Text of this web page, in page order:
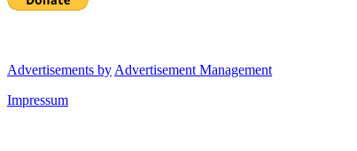
Advertisements by Advertisement Management
Impressum